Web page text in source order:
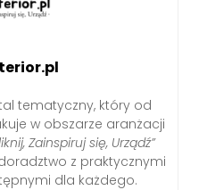
tematyczny, który od
w obszarze aranżacji
Zainspiruj się, Urządź”
z praktycznymi
dla każdego.